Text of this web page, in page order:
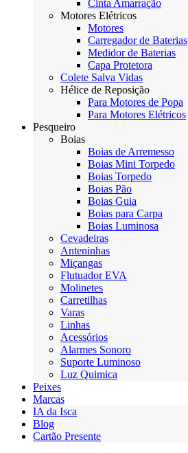
Cinta Amarração
Motores Elétricos
Motores
Carregador de Baterias
Medidor de Baterias
Capa Protetora
Colete Salva Vidas
Hélice de Reposição
Para Motores de Popa
Para Motores Elétricos
Pesqueiro
Boias
Boias de Arremesso
Boias Mini Torpedo
Boias Torpedo
Boias Pão
Boias Guia
Boias para Carpa
Boias Luminosa
Cevadeiras
Anteninhas
Miçangas
Flutuador EVA
Molinetes
Carretilhas
Varas
Linhas
Acessórios
Alarmes Sonoro
Suporte Luminoso
Luz Quimica
Peixes
Marcas
IA da Isca
Blog
Cartão Presente